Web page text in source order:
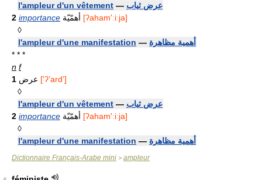
l'ampleur d'un vêtement — عرض ثياب
2 importance
[ʔaham'ːiːja]
◊
l'ampleur d'une manifestation — أهمية مظاهرة
* * *
n f
1
['ʔʼardʼ]
◊
l'ampleur d'un vêtement — عرض ثياب
2 importance
[ʔaham'ːiːja]
◊
l'ampleur d'une manifestation — أهمية مظاهرة
Dictionnaire Français-Arabe mini > ampleur